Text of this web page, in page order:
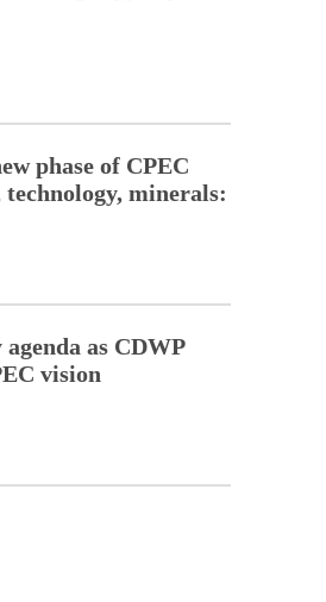
phase of CPEC
minerals:
as CDWP
vision